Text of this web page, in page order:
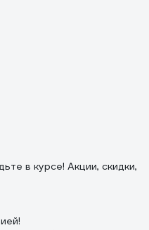
в курсе! Акции, скидки,